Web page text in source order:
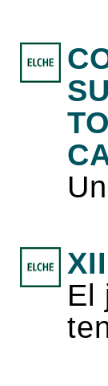
El